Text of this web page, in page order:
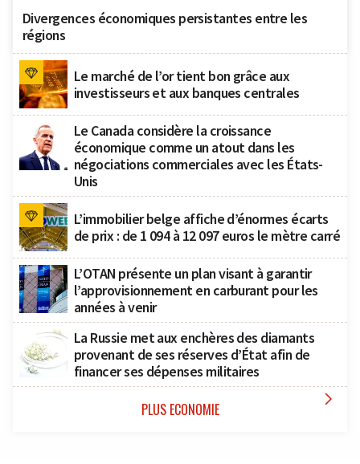
Divergences économiques persistantes entre les
régions
Le marché de l’or tient bon grâce aux
investisseurs et aux banques centrales
Le Canada considère la croissance
économique comme un atout dans les
négociations commerciales avec les États-
Unis
L’immobilier belge affiche d’énormes écarts
de prix : de 1 094 à 12 097 euros le mètre carré
L’OTAN présente un plan visant à garantir
l’approvisionnement en carburant pour les
années à venir
La Russie met aux enchères des diamants
provenant de ses réserves d’État afin de
financer ses dépenses militaires
PLUS ECONOMIE 